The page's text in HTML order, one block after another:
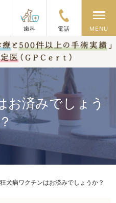
歯科 電話
メ
MENU
お済みでしょう
狂犬病ワクチンはお済みでしょうか？